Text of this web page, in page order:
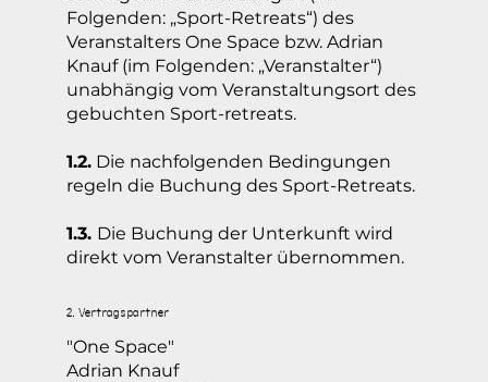
Folgenden: „Sport-Retreats“) des
Veranstalters One Space bzw. Adrian
Knauf (im Folgenden: „Veranstalter“)
unabhängig vom Veranstaltungsort des
gebuchten Sport-retreats.
1.2. Die nachfolgenden Bedingungen
regeln die Buchung des Sport-Retreats.
1.3. Die Buchung der Unterkunft wird
direkt vom Veranstalter übernommen.
2. Vertragspartner
"One Space"
Adrian Knauf